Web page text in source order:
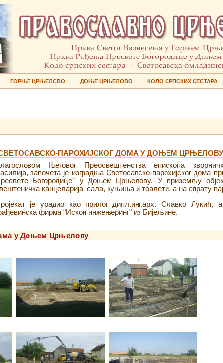
ГОРЊЕ ЦРЊЕЛОВО ДОЊЕ ЦРЊЕЛОВО КОЛО СРПСКИХ СЕСТАРА
ПАРОХИЈСКОГ ДОМА У ДОЊЕМ ЦРЊЕЛОВУ
Његовог Преосвештенства епископа
започета је изградња Светосавско-парохијског дома
Богородице" у Доњем Црњелову. У приземљу
канцеларија, сала, куњиња и тоалети, а на спрату
је урадио као прилог дипл.инг.арх. Славко Лукић,
фирма "Искон инжењеринг" из Бијељине.
у Доњем Црњелову